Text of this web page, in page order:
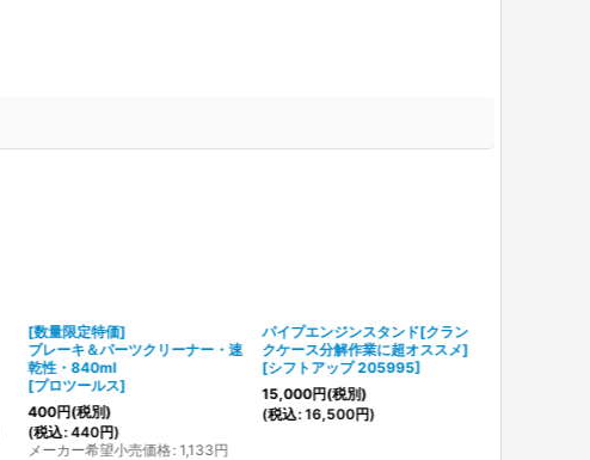
[数量限定特価]
ブレーキ＆パーツクリーナー・速
乾性・840ml
[プロツールス]
400円(税別)
(税込: 440円)
メーカー希望小売価格: 1,133円
パイプエンジンスタンド[クラン
クケース分解作業に超オススメ]
[シフトアップ 205995]
15,000円(税別)
(税込: 16,500円)